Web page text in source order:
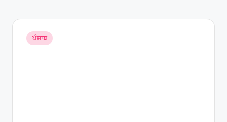
Posted
in
ਪੰਜਾਬ